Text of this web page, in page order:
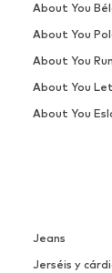
Jeans
Jerséis y
About You
About You
About You
About You
About You